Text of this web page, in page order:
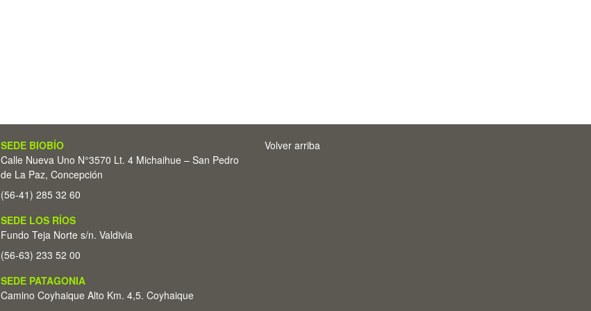
SEDE BIOBÍO
Calle Nueva Uno N°3570 Lt. 4 Michaihue – San Pedro
de La Paz, Concepción
(56-41) 285 32 60
SEDE LOS RÍOS
Fundo Teja Norte s/n. Valdivia
(56-63) 233 52 00
SEDE PATAGONIA
Camino Coyhaique Alto Km. 4,5. Coyhaique
Volver arriba